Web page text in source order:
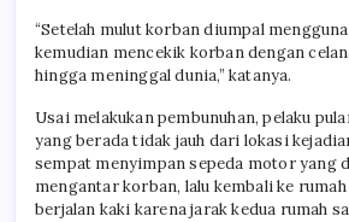
“Setelah mulut korban diumpal
kemudian mencekik korban dengan
hingga meninggal dunia,” katanya.
Usai melakukan pembunuhan, pelaku
yang berada tidak jauh dari lokasi
sempat menyimpan sepeda motor yang
mengantar korban, lalu kembali ke
berjalan kaki karena jarak kedua rumah